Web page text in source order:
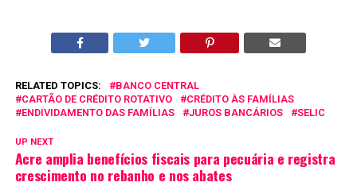
RELATED TOPICS:
BANCO CENTRAL
CARTÃO DE CRÉDITO ROTATIVO
CRÉDITO ÀS FAMÍLIAS
ENDIVIDAMENTO DAS FAMÍLIAS
JUROS BANCÁRIOS SELIC
UP NEXT
Acre amplia benefícios fiscais para pecuária e registra
crescimento no rebanho e nos abates